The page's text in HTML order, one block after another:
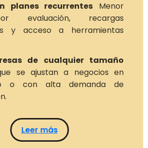
planes recurrentes Menor
evaluación, recargas
y acceso a herramientas
de cualquier tamaño
se ajustan a negocios en
o con alta demanda de
Leer más